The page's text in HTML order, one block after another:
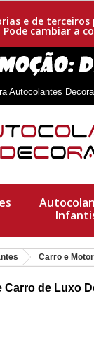
e de
Pode cambiar a
Autocolantes
Carro e Motor
de Luxo